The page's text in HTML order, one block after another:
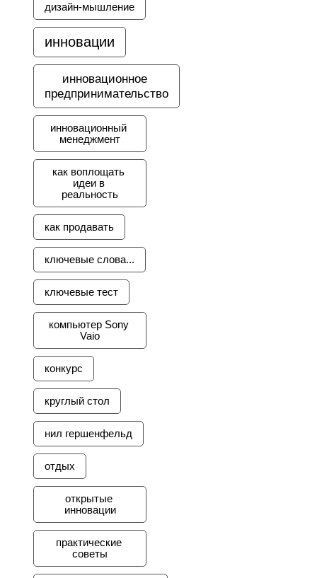
дизайн-мышление
инновации
инновационное
предпринимательство
инновационный
менеджмент
как воплощать
идеи в
реальность
как продавать
ключевые слова...
ключевые тест
компьютер Sony
Vaio
конкурс
круглый стол
нил гершенфельд
отдых
открытые
инновации
практические
советы